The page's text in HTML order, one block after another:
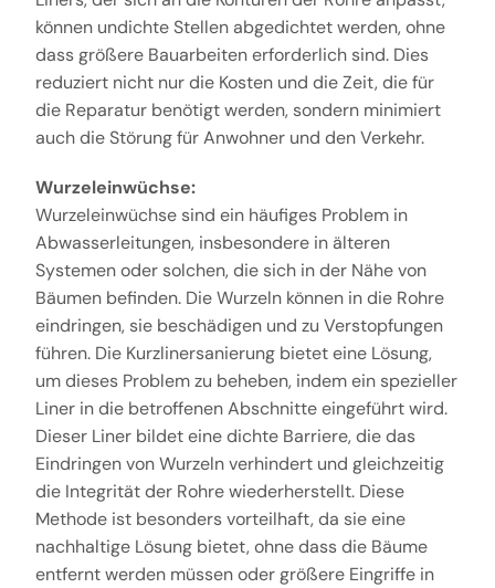
können undichte Stellen abgedichtet werden, ohne
dass größere Bauarbeiten erforderlich sind. Dies
reduziert nicht nur die Kosten und die Zeit, die für
die Reparatur benötigt werden, sondern minimiert
auch die Störung für Anwohner und den Verkehr.
Wurzeleinwüchse:
Wurzeleinwüchse sind ein häufiges Problem in
Abwasserleitungen, insbesondere in älteren
Systemen oder solchen, die sich in der Nähe von
Bäumen befinden. Die Wurzeln können in die Rohre
eindringen, sie beschädigen und zu Verstopfungen
führen. Die Kurzlinersanierung bietet eine Lösung,
um dieses Problem zu beheben, indem ein spezieller
Liner in die betroffenen Abschnitte eingeführt wird.
Dieser Liner bildet eine dichte Barriere, die das
Eindringen von Wurzeln verhindert und gleichzeitig
die Integrität der Rohre wiederherstellt. Diese
Methode ist besonders vorteilhaft, da sie eine
nachhaltige Lösung bietet, ohne dass die Bäume
entfernt werden müssen oder größere Eingriffe in